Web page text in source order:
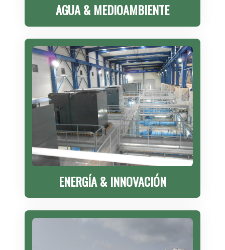
AGUA & MEDIOAMBIENTE
ENERGÍA & INNOVACIÓN